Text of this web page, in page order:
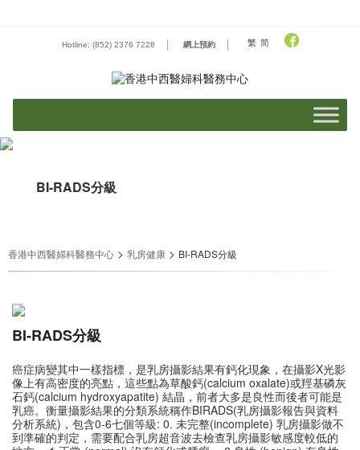
Hotline: (852) 2376 7228 網上預約 繁 简
BI-RADS分級
香港中西醫婦科醫務中心 > 乳房健康 > BI-RADS分級
BI-RADS分級
癌症病變其中一樣指標，是乳房攝影結果有鈣化現象，在攝影X光影
像上有高密度的亮點，這些點為草酸鈣(calcium oxalate)或羥基磷灰
石鈣(calcium hydroxyapatite) 結晶，前者大多是良性而後者可能是
乳癌。衡量攝影結果的分類系統稱作BIRADS(乳房攝影報告與資料
分析系統)，包含0-6七個等級: 0. 未完整(incomplete) 乳房攝影做不
到準確的判定，需要配合乳房超音波去檢查乳房攝影敏感度較低的